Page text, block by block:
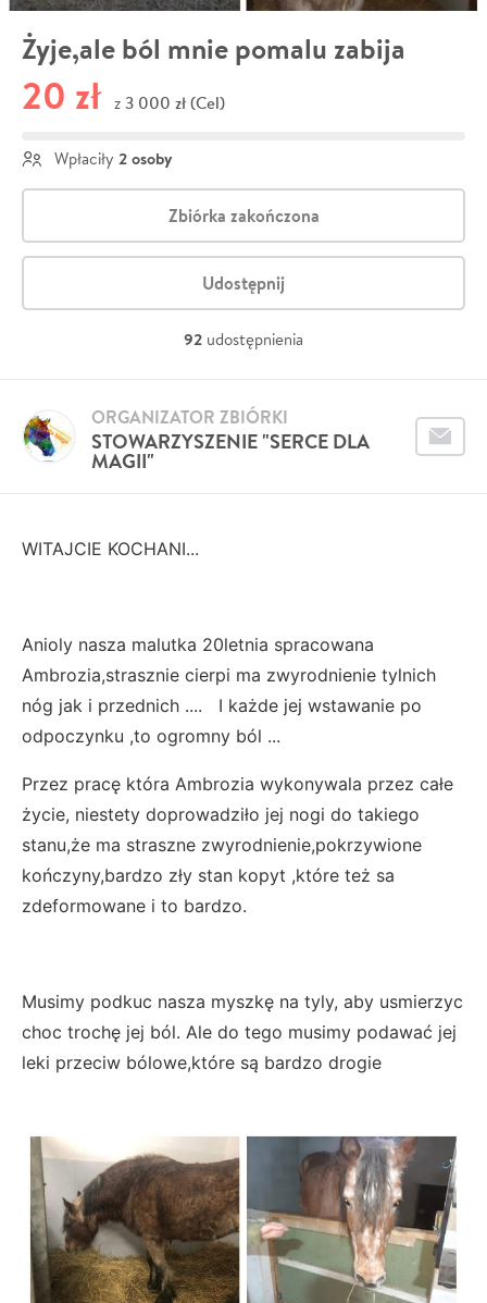
Żyje,ale ból mnie pomalu zabija
20 zł z 3 000 zł (Cel)
Wpłaciły 2 osoby
Zbiórka zakończona
Udostępnij
92 udostępnienia
STOWARZYSZENIE "SERCE DLA
MAGII"
ORGANIZATOR ZBIÓRKI
WITAJCIE KOCHANI...
Anioly nasza malutka 20letnia spracowana
Ambrozia,strasznie cierpi ma zwyrodnienie tylnich
nóg jak i przednich .... I każde jej wstawanie po
odpoczynku ,to ogromny ból ...
Przez pracę która Ambrozia wykonywala przez całe
życie, niestety doprowadziło jej nogi do takiego
stanu,że ma straszne zwyrodnienie,pokrzywione
kończyny,bardzo zły stan kopyt ,które też sa
zdeformowane i to bardzo.
Musimy podkuc nasza myszkę na tyly, aby usmierzyc
choc trochę jej ból. Ale do tego musimy podawać jej
leki przeciw bólowe,które są bardzo drogie